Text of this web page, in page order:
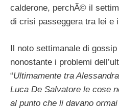
calderone, perchÃ© il
di crisi passeggera tra lei e
Il noto settimanale di
nonostante i problemi
“Ultimamente tra
Luca De Salvatore le cose
al punto che li davano